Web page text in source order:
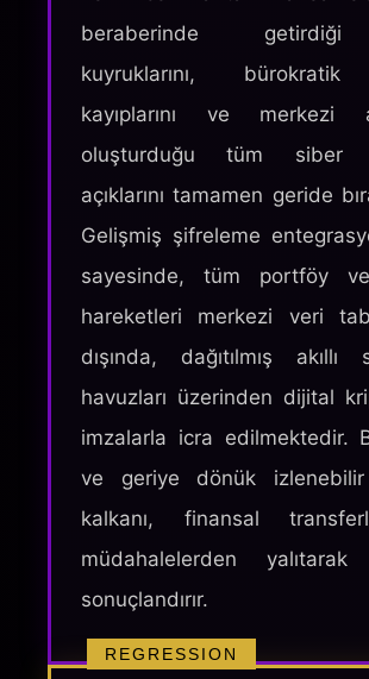
beraberinde
kuyruklarını,
kayıplarını ve merkezi
oluşturduğu tüm siber
açıklarını tamamen geride
Gelişmiş şifreleme
sayesinde, tüm portföy
hareketleri merkezi veri
dışında, dağıtılmış akıllı
havuzları üzerinden dijital
imzalarla icra edilmektedir.
ve geriye dönük izlenebilir
kalkanı, finansal
müdahalelerden yalıtarak
sonuçlandırır.
REGRESSION